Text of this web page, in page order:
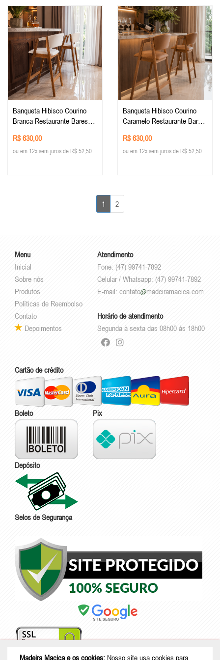
Banqueta Hibisco Courino
Branca Restaurante Bares
R$ 630,00
ou em 12x sem juros de R$ 52,50
Banqueta Hibisco Courino
Caramelo Restaurante Bares
R$ 630,00
ou em 12x sem juros de R$ 52,50
1 2
Menu
Inicial
Sobre nós
Produtos
Políticas de Reembolso
Contato
Depoimentos
Atendimento
Fone: (47) 99741-7892
Celular / Whatsapp: (47) 99741-7892
E-mail: contato madeiramacica.com
Horário de atendimento
Segunda à sexta das 08h00 às 18h00
Cartão de crédito
Boleto Pix
Depósito
Selos de Segurança
Madeira Maciça e os cookies: Nosso site usa cookies para